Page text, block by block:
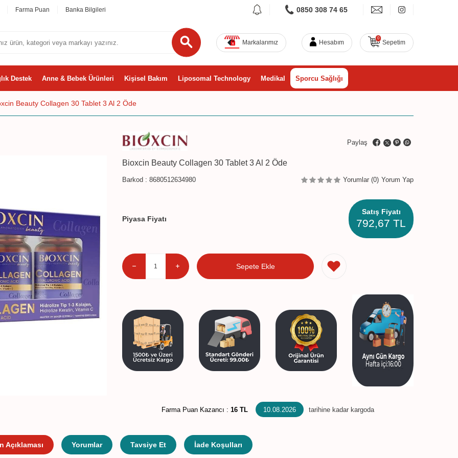
Farma Puan Banka Bilgileri 0850 308 74 65
Markalarımız Hesabım
0
Sepetim
Destek Anne & Bebek Ürünleri Kişisel Bakım Liposomal Technology Medikal Sporcu Sağlığı
Beauty Collagen 30 Tablet 3 Al 2 Öde
Paylaş
Bioxcin Beauty Collagen 30 Tablet 3 Al 2 Öde
Barkod : 8680512634980 Yorumlar (0) Yorum Yap
Piyasa Fiyatı
Satış Fiyatı
792,67 TL
Sepete Ekle
Farma Puan Kazancı : 16 TL 10.08.2026 tarihine kadar kargoda
Açıklaması Yorumlar Tavsiye Et İade Koşulları